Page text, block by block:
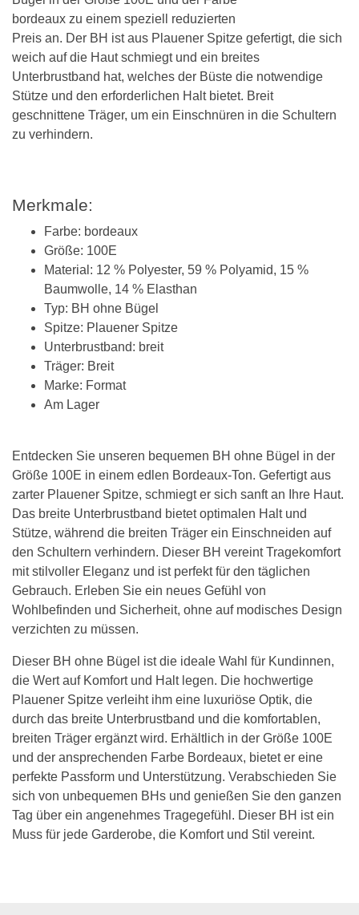
bordeaux zu einem speziell reduzierten
Preis an. Der BH ist aus Plauener Spitze gefertigt, die sich
weich auf die Haut schmiegt und ein breites
Unterbrustband hat, welches der Büste die notwendige
Stütze und den erforderlichen Halt bietet. Breit
geschnittene Träger, um ein Einschnüren in die Schultern
zu verhindern.
Merkmale:
Farbe: bordeaux
Größe: 100E
Material: 12 % Polyester, 59 % Polyamid, 15 %
Baumwolle, 14 % Elasthan
Typ: BH ohne Bügel
Spitze: Plauener Spitze
Unterbrustband: breit
Träger: Breit
Marke: Format
Am Lager
Entdecken Sie unseren bequemen BH ohne Bügel in der
Größe 100E in einem edlen Bordeaux-Ton. Gefertigt aus
zarter Plauener Spitze, schmiegt er sich sanft an Ihre Haut.
Das breite Unterbrustband bietet optimalen Halt und
Stütze, während die breiten Träger ein Einschneiden auf
den Schultern verhindern. Dieser BH vereint Tragekomfort
mit stilvoller Eleganz und ist perfekt für den täglichen
Gebrauch. Erleben Sie ein neues Gefühl von
Wohlbefinden und Sicherheit, ohne auf modisches Design
verzichten zu müssen.
Dieser BH ohne Bügel ist die ideale Wahl für Kundinnen,
die Wert auf Komfort und Halt legen. Die hochwertige
Plauener Spitze verleiht ihm eine luxuriöse Optik, die
durch das breite Unterbrustband und die komfortablen,
breiten Träger ergänzt wird. Erhältlich in der Größe 100E
und der ansprechenden Farbe Bordeaux, bietet er eine
perfekte Passform und Unterstützung. Verabschieden Sie
sich von unbequemen BHs und genießen Sie den ganzen
Tag über ein angenehmes Tragegefühl. Dieser BH ist ein
Muss für jede Garderobe, die Komfort und Stil vereint.